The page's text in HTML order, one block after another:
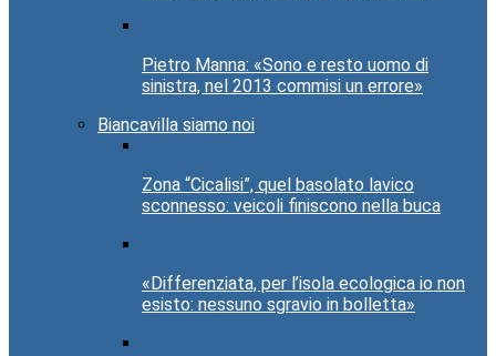
Pietro Manna: «Sono e resto uomo di
sinistra, nel 2013 commisi un errore»
Biancavilla siamo noi
Zona “Cicalisi”, quel basolato lavico
sconnesso: veicoli finiscono nella buca
«Differenziata, per l’isola ecologica io non
esisto: nessuno sgravio in bolletta»